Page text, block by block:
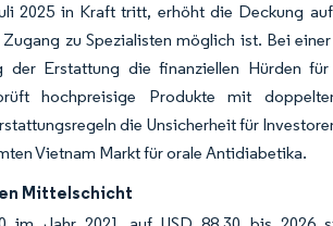
2025 in Kraft tritt, erhöht die Deckung
zu Spezialisten möglich ist. Bei
Erstattung die finanziellen Hürden
hochpreisige Produkte mit
die Unsicherheit für
Vietnam Markt für orale Antidiabetika.
Mittelschicht